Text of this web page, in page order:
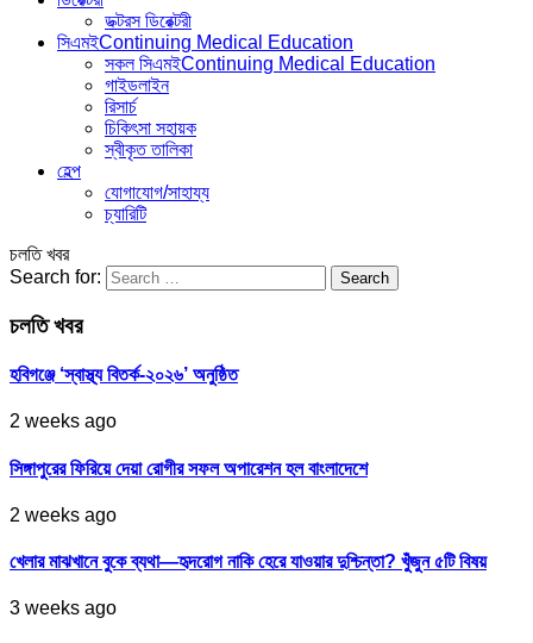
ডক্টরস ডিরেক্টরী
সিএমইContinuing Medical Education
সকল সিএমইContinuing Medical Education
গাইডলাইন
রিসার্চ
চিকিৎসা সহায়ক
স্বীকৃত তালিকা
হেল্প
যোগাযোগ/সাহায্য
চ্যারিটি
চলতি খবর
Search for:
চলতি খবর
হবিগঞ্জে ‘স্বাস্থ্য বিতর্ক-২০২৬’ অনুষ্ঠিত
2 weeks ago
সিঙ্গাপুরের ফিরিয়ে দেয়া রোগীর সফল অপারেশন হল বাংলাদেশে
2 weeks ago
খেলার মাঝখানে বুকে ব্যথা—হৃদরোগ নাকি হেরে যাওয়ার দুশ্চিন্তা? খুঁজুন ৫টি বিষয়
3 weeks ago